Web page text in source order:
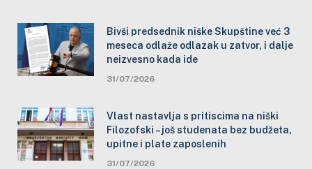
Bivši predsednik niške Skupštine već 3
meseca odlaže odlazak u zatvor, i dalje
neizvesno kada ide
31/07/2026
Vlast nastavlja s pritiscima na niški
Filozofski – još studenata bez budžeta,
upitne i plate zaposlenih
31/07/2026